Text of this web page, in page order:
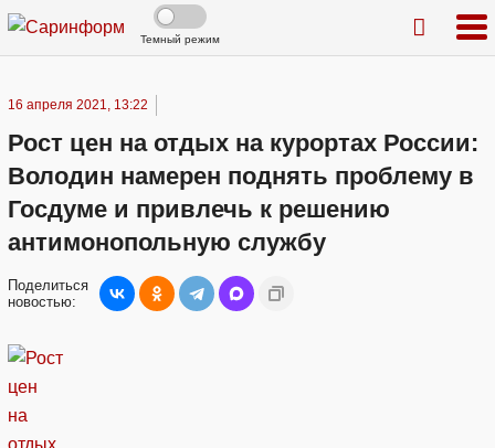
Темный режим
16 апреля 2021, 13:22
Рост цен на отдых на курортах России:
Володин намерен поднять проблему в
Госдуме и привлечь к решению
антимонопольную службу
Поделиться
новостью: